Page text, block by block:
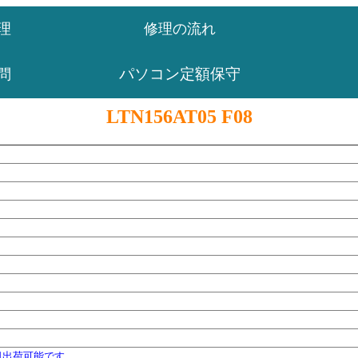
修理の流れ
パソコン定額保守
LTN156AT05 F08